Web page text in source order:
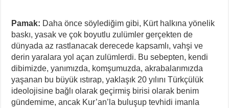
Pamak: Daha önce söylediğim gibi, Kürt halkına yönelik
baskı, yasak ve çok boyutlu zulümler gerçekten de
dünyada az rastlanacak derecede kapsamlı, vahşi ve
derin yaralara yol açan zulümlerdi. Bu sebepten, kendi
dibimizde, yanımızda, komşumuzda, akrabalarımızda
yaşanan bu büyük ıstırap, yaklaşık 20 yılını Türkçülük
ideolojisine bağlı olarak geçirmiş birisi olarak benim
gündemime, ancak Kur’an’la buluşup tevhidi imanla